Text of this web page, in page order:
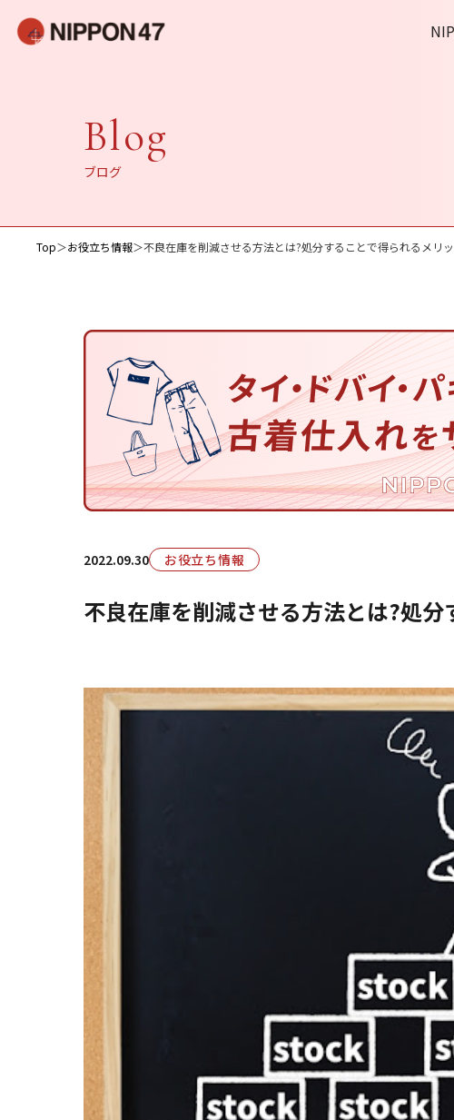
Blog
ブログ
Top＞お役立ち情報＞不良在庫を削減させる方法とは?処分することで得られるメリ
2022.09.30 お役立ち情報
不良在庫を削減させる方法とは?処